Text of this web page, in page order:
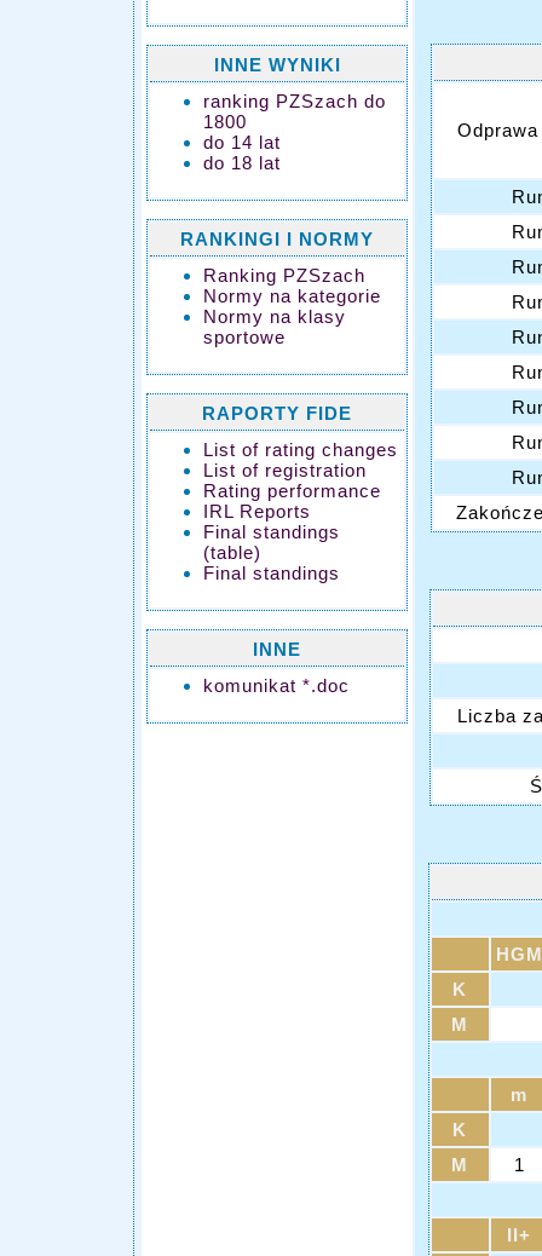
INNE WYNIKI
ranking PZSzach do
1800
do 14 lat
do 18 lat
RANKINGI I NORMY
Ranking PZSzach
Normy na kategorie
Normy na klasy
sportowe
RAPORTY FIDE
List of rating changes
List of registration
Rating performance
IRL Reports
Final standings
(table)
Final standings
INNE
komunikat *.doc
Liczba
HGM
K
M
m
K
M
1
II+